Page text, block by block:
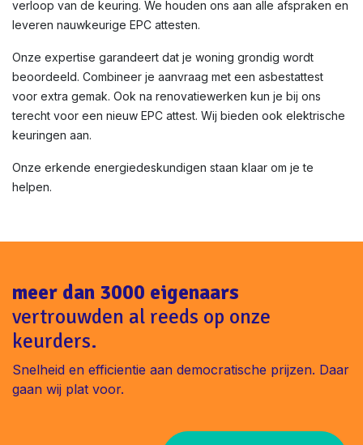
verloop van de keuring. We houden ons aan alle afspraken en
leveren nauwkeurige EPC attesten.
Onze expertise garandeert dat je woning grondig wordt
beoordeeld. Combineer je aanvraag met een asbestattest
voor extra gemak. Ook na renovatiewerken kun je bij ons
terecht voor een nieuw EPC attest. Wij bieden ook elektrische
keuringen aan.
Onze erkende energiedeskundigen staan klaar om je te
helpen.
meer dan 3000 eigenaars
vertrouwden al reeds op onze
keurders.
Snelheid en efficientie aan democratische prijzen. Daar
gaan wij plat voor.